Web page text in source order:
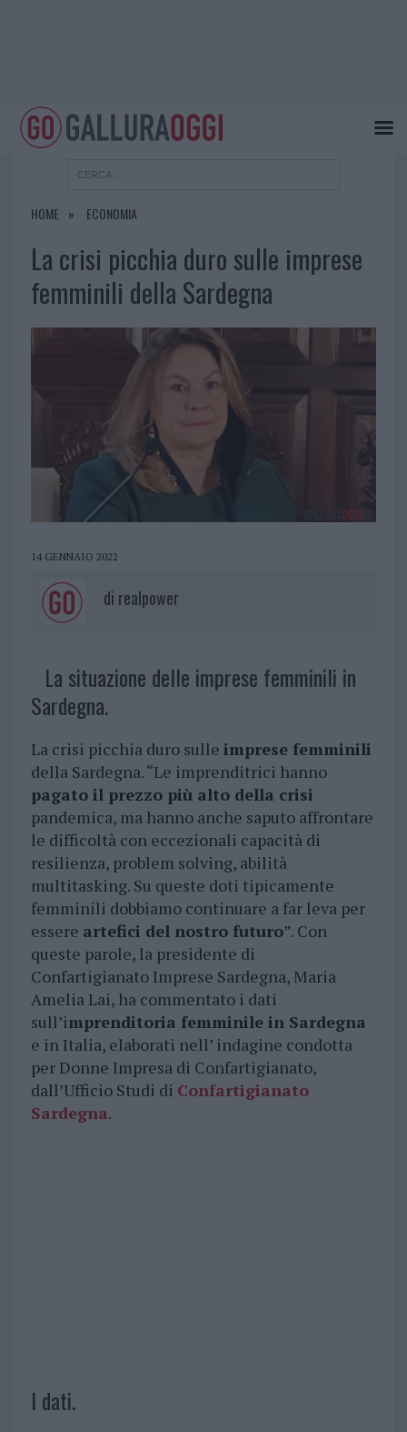
HOME ECONOMIA
La crisi picchia duro sulle imprese
femminili della Sardegna
14 GENNAIO 2022
di realpower
La situazione delle imprese femminili in
Sardegna.
La crisi picchia duro sulle imprese femminili
della Sardegna. “Le imprenditrici hanno
pagato il prezzo più alto della crisi
pandemica, ma hanno anche saputo affrontare
le difficoltà con eccezionali capacità di
resilienza, problem solving, abilità
multitasking. Su queste doti tipicamente
femminili dobbiamo continuare a far leva per
essere artefici del nostro futuro”. Con
queste parole, la presidente di
Confartigianato Imprese Sardegna, Maria
Amelia Lai, ha commentato i dati
sull’imprenditoria femminile in Sardegna
e in Italia, elaborati nell’ indagine condotta
per Donne Impresa di Confartigianato,
dall’Ufficio Studi di Confartigianato
Sardegna.
I dati.